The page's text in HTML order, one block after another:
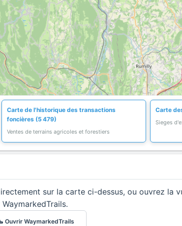
Carte de l'historique des transactions
foncières (5 479)
Ventes de terrains agricoles et forestiers
Carte
Sieges
sur la carte ci-dessus, ou ouvrez la
Ouvrir WaymarkedTrails